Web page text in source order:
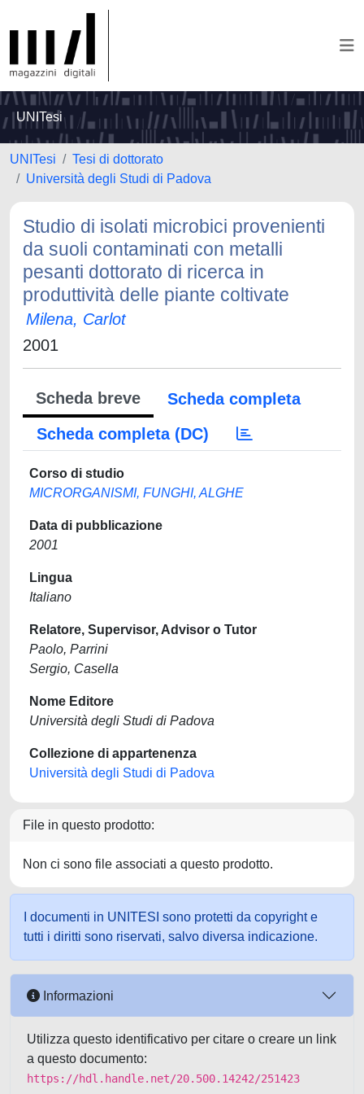
UNITesi
UNITesi
Tesi di dottorato
Università degli Studi di Padova
Studio di isolati microbici provenienti
da suoli contaminati con metalli
pesanti dottorato di ricerca in
produttività delle piante coltivate
Milena, Carlot
2001
Scheda breve
Scheda completa
Scheda completa (DC)
Corso di studio
MICRORGANISMI, FUNGHI, ALGHE
Data di pubblicazione
2001
Lingua
Italiano
Relatore, Supervisor, Advisor o Tutor
Paolo, Parrini
Sergio, Casella
Nome Editore
Università degli Studi di Padova
Collezione di appartenenza
Università degli Studi di Padova
File in questo prodotto:
Non ci sono file associati a questo prodotto.
I documenti in UNITESI sono protetti da copyright e
tutti i diritti sono riservati, salvo diversa indicazione.
Informazioni
Utilizza questo identificativo per citare o creare un link
a questo documento:
https://hdl.handle.net/20.500.14242/251423